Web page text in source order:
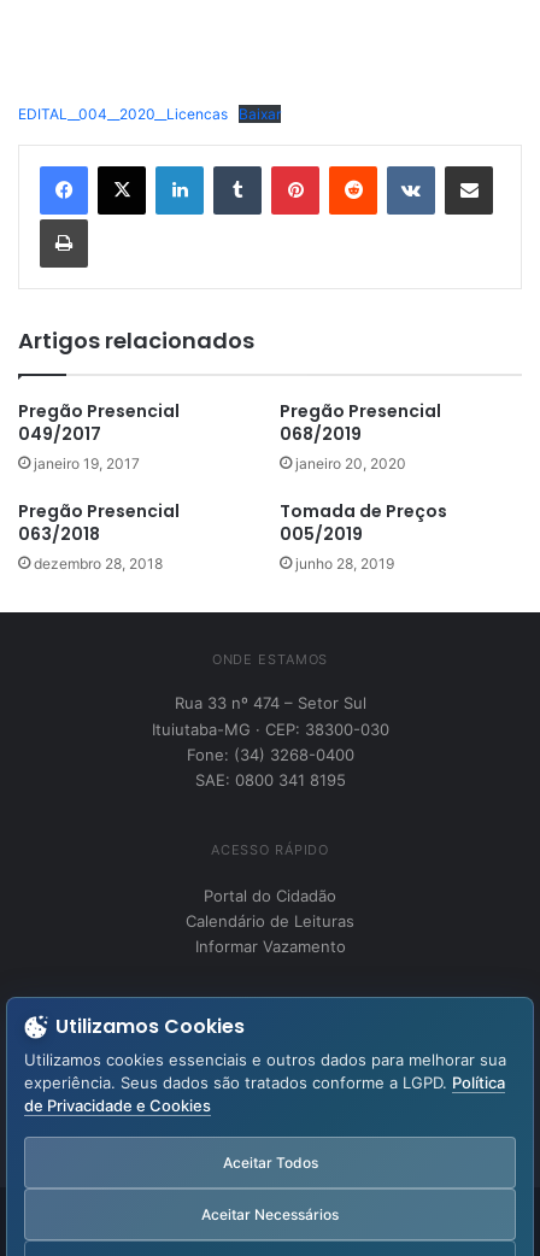
EDITAL__004__2020__Licencas Baixar
LinkedinTumblr PinterestReddit VK Compartilhar via e-mail
Imprimir
Artigos relacionados
Pregão Presencial
049/2017
janeiro 19, 2017
Pregão Presencial
068/2019
janeiro 20, 2020
Pregão Presencial
063/2018
dezembro 28, 2018
Tomada de Preços
005/2019
junho 28, 2019
ONDE ESTAMOS
Rua 33 nº 474 – Setor Sul
Ituiutaba-MG · CEP: 38300-030
Fone: (34) 3268-0400
SAE: 0800 341 8195
ACESSO RÁPIDO
Portal do Cidadão
Calendário de Leituras
Informar Vazamento
Perguntas Frequentes
Fale Conosco
LGPD – Lei Geral de Proteção de Dados
Aviso de Privacidade
Utilizamos Cookies
Utilizamos cookies essenciais e outros dados para melhorar sua
experiência. Seus dados são tratados conforme a LGPD. Política
de Privacidade e Cookies
Aceitar Todos
Aceitar Necessários